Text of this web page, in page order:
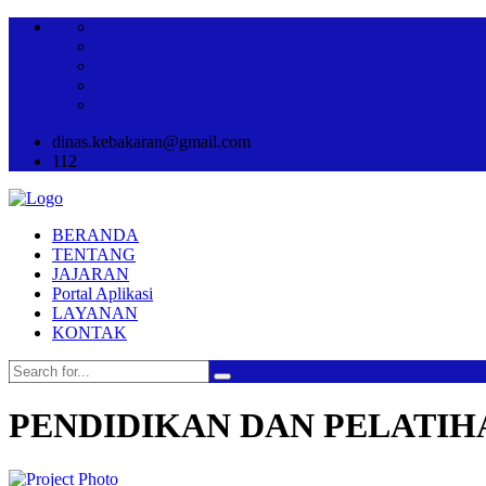
dinas.kebakaran@gmail.com
112
BERANDA
TENTANG
JAJARAN
Portal Aplikasi
LAYANAN
KONTAK
PENDIDIKAN DAN